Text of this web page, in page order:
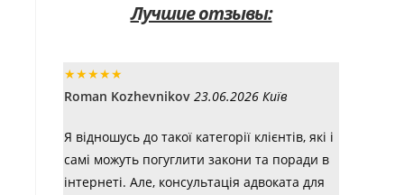
Лучшие отзывы:
★★★★★
Roman Kozhevnikov 23.06.2026 Київ
Я відношусь до такої категорії клієнтів, які і
самі можуть погуглити закони та поради в
інтернеті. Але, консультація адвоката для